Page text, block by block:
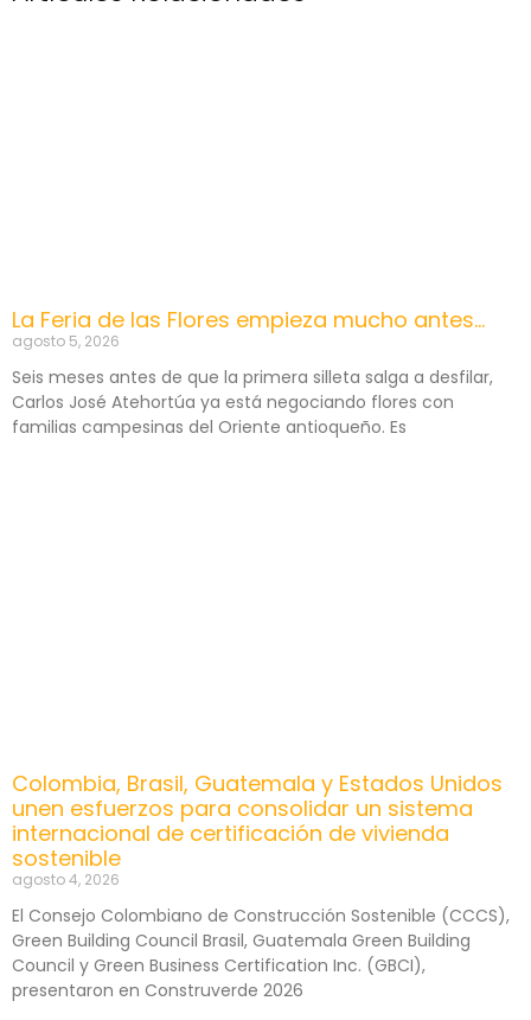
La Feria de las Flores empieza mucho antes…
agosto 5, 2026
Seis meses antes de que la primera silleta salga a desfilar,
Carlos José Atehortúa ya está negociando flores con
familias campesinas del Oriente antioqueño. Es
Colombia, Brasil, Guatemala y Estados Unidos
unen esfuerzos para consolidar un sistema
internacional de certificación de vivienda
sostenible
agosto 4, 2026
El Consejo Colombiano de Construcción Sostenible (CCCS),
Green Building Council Brasil, Guatemala Green Building
Council y Green Business Certification Inc. (GBCI),
presentaron en Construverde 2026